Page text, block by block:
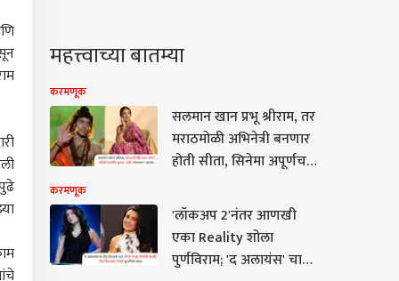
महत्त्वाच्या बातम्या
करमणूक
सलमान खान प्रभू श्रीराम, तर
मराठमोळी अभिनेत्री बनणार
होती सीता, सिनेमा अपूर्णच
करमणूक
'लॉकअप 2'नंतर आणखी
एका Reality शोला
पुर्णविराम; 'द अलायंस' चा